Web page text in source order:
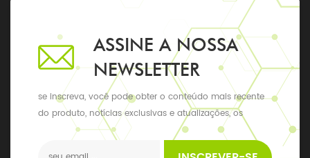
ASSINE A NOSSA
NEWSLETTER
se inscreva, você pode obter o conteúdo mais recente
do produto, notícias exclusivas e atualizações, os
últimos eventos locais